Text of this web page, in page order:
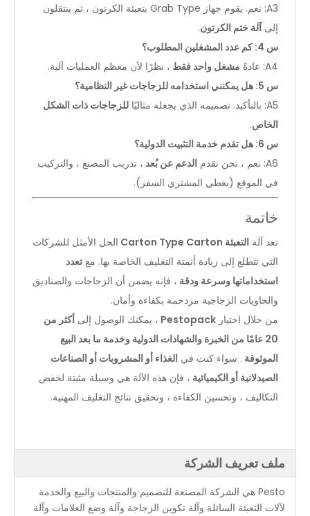
A3: نعم. يقوم جهاز Grab Type بتعبئة الكرتون ، ثم ينتقلون
إلى آلة ختم الكرتون.
س 4: كم عدد المشغلين المطلوب؟
A4: عادةً
مشغل واحد فقط ، نظرًا لأن معظم العمليات آلية.
س 5: هل يمكنني استخدامه للزجاجات غير النظامية؟
A5: بالتأكيد. تصميمه الذي يجعله مثاليًا
للزجاجات ذات الشكل
الخاص.
س 6: هل تقدم خدمة التثبيت الدولية؟
A6: نعم ، نحن نقدم
الدعم عن بُعد ، تدريب المصنع ، والتركيب
في الموقع (يغطي المشتري السفر).
خاتمة
تعد آلة التعبئة Carton Type Carton
الحل الأمثل للشركات
التي تتطلع إلى زيادة أتمتة التغليف الخاصة بها. مع تعدد
استخداماتها وسرعة ودقة ، فإنه يضمن أن الزجاجات والصناديق
والحاويات الزجاجية مزدحمة بكفاءة وأمان.
من خلال اختيار Pestopack ، يمكنك الوصول إلى أكثر من
20 عامًا من الخبرة والشهادات الدولية وخدمة ما بعد البيع
الموثوقة . سواء كنت في الغذاء أو المشروبات أو الصناعات
الصيدلانية أو الكيميائية ، فإن هذه الآلة هي وسيلة مثبتة لخفض
التكاليف ، وتحسين الكفاءة ، وتحقيق نتائج التغليف المهنية.
ملف تعريف الشركة
Pesto هي الشركة المصنعة للتصميم والمنتجات والبيع والخدمة
لآلات التعبئة السائلة وآلة تكوين الزجاجة وآلة وضع العلامات وآلة